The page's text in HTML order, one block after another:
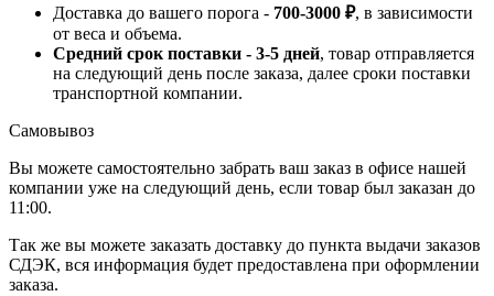
Доставка до вашего порога - 700-3000 ₽, в зависимости
от веса и объема.
Средний срок поставки - 3-5 дней, товар отправляется
на следующий день после заказа, далее сроки поставки
транспортной компании.
Самовывоз
Вы можете самостоятельно забрать ваш заказ в офисе нашей
компании уже на следующий день, если товар был заказан до
11:00.
Так же вы можете заказать доставку до пункта выдачи заказов
СДЭК, вся информация будет предоставлена при оформлении
заказа.